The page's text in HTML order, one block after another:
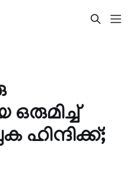
ഹിന്ദിക്ക്;